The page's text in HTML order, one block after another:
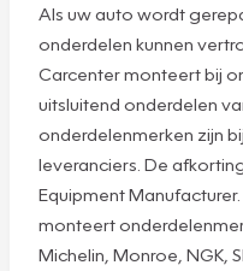
Als uw auto wordt
onderdelen kunnen
Carcenter monteert bij
uitsluitend onderdelen
onderdelenmerken zijn
leveranciers. De
Equipment
monteert
Michelin, Monroe, NGK,